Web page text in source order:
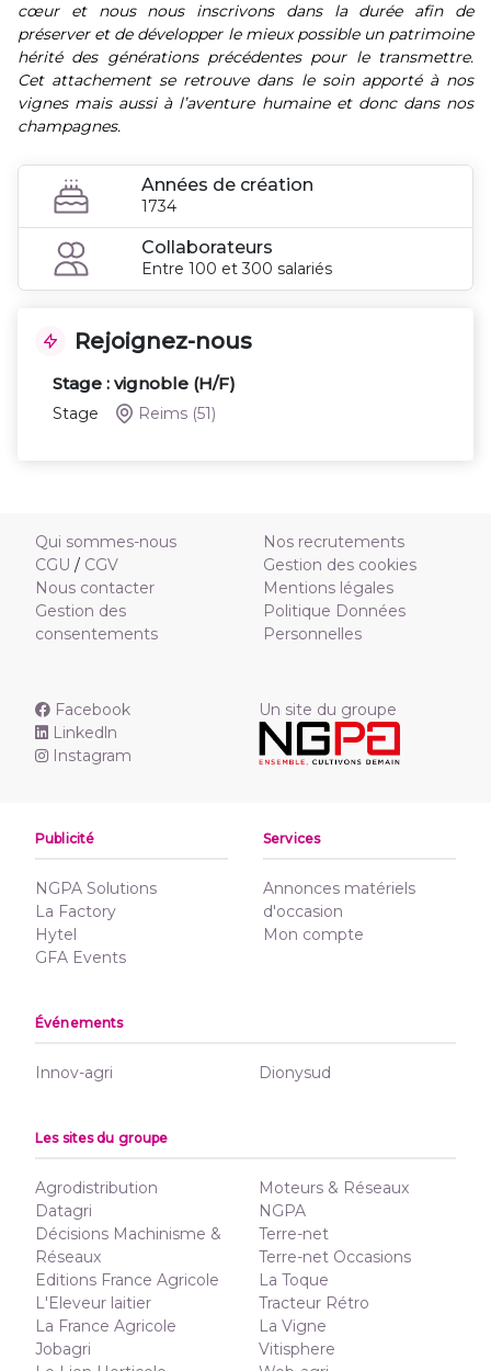
cœur et nous nous inscrivons dans la durée afin de
préserver et de développer le mieux possible un patrimoine
hérité des générations précédentes pour le transmettre.
Cet attachement se retrouve dans le soin apporté à nos
vignes mais aussi à l’aventure humaine et donc dans nos
champagnes.
Années de création
1734
Collaborateurs
Entre 100 et 300 salariés
Rejoignez-nous
Stage : vignoble (H/F)
Stage Reims (51)
Qui sommes-nous
CGU / CGV
Nous contacter
Gestion des
consentements
Nos recrutements
Gestion des cookies
Mentions légales
Politique Données
Personnelles
Facebook
Linkedln
Instagram
Un site du groupe
Publicité
NGPA Solutions
La Factory
Hytel
GFA Events
Services
Annonces matériels
d'occasion
Mon compte
Événements
Innov-agri Dionysud
Les sites du groupe
Agrodistribution
Datagri
Décisions Machinisme &
Réseaux
Editions France Agricole
L'Eleveur laitier
La France Agricole
Jobagri
Moteurs & Réseaux
NGPA
Terre-net
Terre-net Occasions
La Toque
Tracteur Rétro
La Vigne
Vitisphere